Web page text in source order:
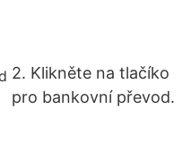
2. Klikněte na tlačíko
pro bankovní převod.